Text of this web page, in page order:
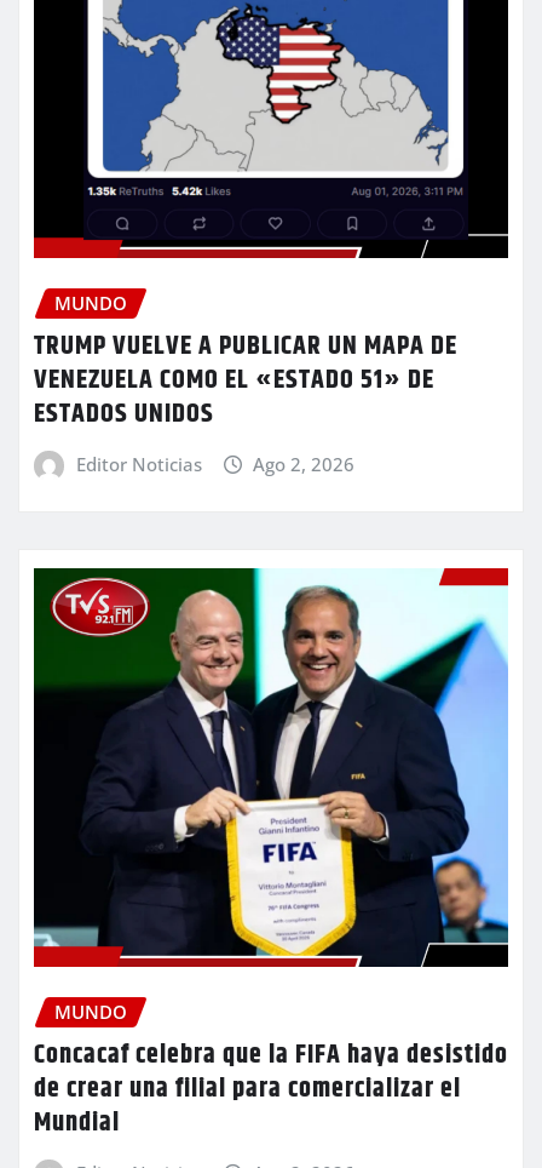
MUNDO
TRUMP VUELVE A PUBLICAR UN MAPA DE
VENEZUELA COMO EL «ESTADO 51» DE
ESTADOS UNIDOS
Editor Noticias Ago 2, 2026
MUNDO
Concacaf celebra que la FIFA haya desistido
de crear una filial para comercializar el
Mundial